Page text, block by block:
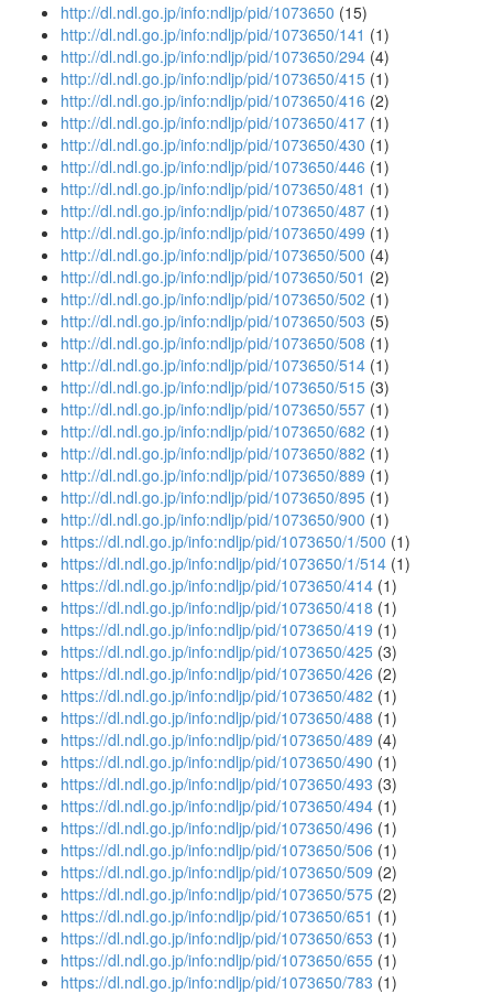
http://dl.ndl.go.jp/info:ndljp/pid/1073650 (15)
http://dl.ndl.go.jp/info:ndljp/pid/1073650/141 (1)
http://dl.ndl.go.jp/info:ndljp/pid/1073650/294 (4)
http://dl.ndl.go.jp/info:ndljp/pid/1073650/415 (1)
http://dl.ndl.go.jp/info:ndljp/pid/1073650/416 (2)
http://dl.ndl.go.jp/info:ndljp/pid/1073650/417 (1)
http://dl.ndl.go.jp/info:ndljp/pid/1073650/430 (1)
http://dl.ndl.go.jp/info:ndljp/pid/1073650/446 (1)
http://dl.ndl.go.jp/info:ndljp/pid/1073650/481 (1)
http://dl.ndl.go.jp/info:ndljp/pid/1073650/487 (1)
http://dl.ndl.go.jp/info:ndljp/pid/1073650/499 (1)
http://dl.ndl.go.jp/info:ndljp/pid/1073650/500 (4)
http://dl.ndl.go.jp/info:ndljp/pid/1073650/501 (2)
http://dl.ndl.go.jp/info:ndljp/pid/1073650/502 (1)
http://dl.ndl.go.jp/info:ndljp/pid/1073650/503 (5)
http://dl.ndl.go.jp/info:ndljp/pid/1073650/508 (1)
http://dl.ndl.go.jp/info:ndljp/pid/1073650/514 (1)
http://dl.ndl.go.jp/info:ndljp/pid/1073650/515 (3)
http://dl.ndl.go.jp/info:ndljp/pid/1073650/557 (1)
http://dl.ndl.go.jp/info:ndljp/pid/1073650/682 (1)
http://dl.ndl.go.jp/info:ndljp/pid/1073650/882 (1)
http://dl.ndl.go.jp/info:ndljp/pid/1073650/889 (1)
http://dl.ndl.go.jp/info:ndljp/pid/1073650/895 (1)
http://dl.ndl.go.jp/info:ndljp/pid/1073650/900 (1)
https://dl.ndl.go.jp/info:ndljp/pid/1073650/1/500 (1)
https://dl.ndl.go.jp/info:ndljp/pid/1073650/1/514 (1)
https://dl.ndl.go.jp/info:ndljp/pid/1073650/414 (1)
https://dl.ndl.go.jp/info:ndljp/pid/1073650/418 (1)
https://dl.ndl.go.jp/info:ndljp/pid/1073650/419 (1)
https://dl.ndl.go.jp/info:ndljp/pid/1073650/425 (3)
https://dl.ndl.go.jp/info:ndljp/pid/1073650/426 (2)
https://dl.ndl.go.jp/info:ndljp/pid/1073650/482 (1)
https://dl.ndl.go.jp/info:ndljp/pid/1073650/488 (1)
https://dl.ndl.go.jp/info:ndljp/pid/1073650/489 (4)
https://dl.ndl.go.jp/info:ndljp/pid/1073650/490 (1)
https://dl.ndl.go.jp/info:ndljp/pid/1073650/493 (3)
https://dl.ndl.go.jp/info:ndljp/pid/1073650/494 (1)
https://dl.ndl.go.jp/info:ndljp/pid/1073650/496 (1)
https://dl.ndl.go.jp/info:ndljp/pid/1073650/506 (1)
https://dl.ndl.go.jp/info:ndljp/pid/1073650/509 (2)
https://dl.ndl.go.jp/info:ndljp/pid/1073650/575 (2)
https://dl.ndl.go.jp/info:ndljp/pid/1073650/651 (1)
https://dl.ndl.go.jp/info:ndljp/pid/1073650/653 (1)
https://dl.ndl.go.jp/info:ndljp/pid/1073650/655 (1)
https://dl.ndl.go.jp/info:ndljp/pid/1073650/783 (1)